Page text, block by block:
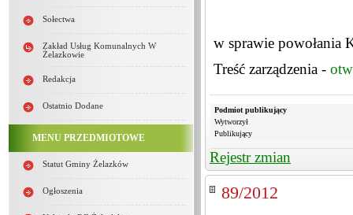
Sołectwa
Zakład Usług Komunalnych W
Żelazkowie
Redakcja
Ostatnio Dodane
MENU PRZEDMIOTOWE
Statut Gminy Żelazków
Ogłoszenia
w sprawie powołania
Treść zarządzenia -
Podmiot publikujący
Wytworzył
Publikujący
Rejestr zmian
89/2012